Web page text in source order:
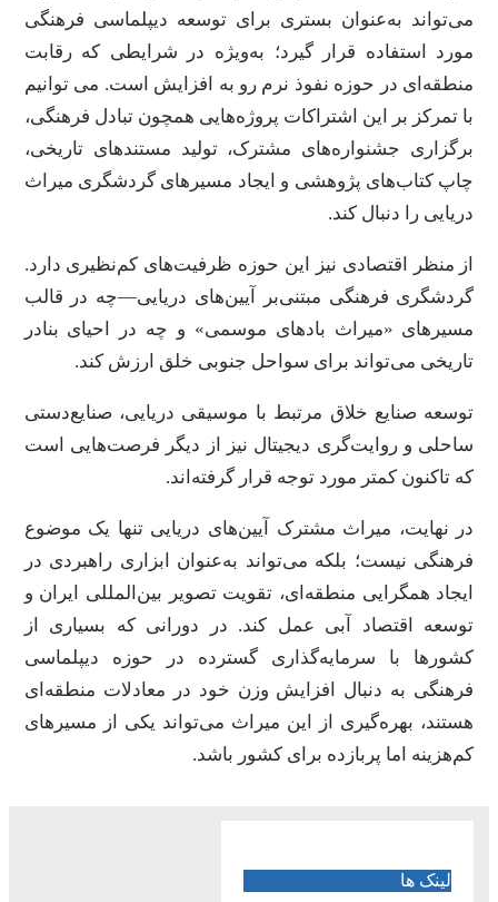
می‌تواند به‌عنوان بستری برای توسعه دیپلماسی فرهنگی
مورد استفاده قرار گیرد؛ به‌ویژه در شرایطی که رقابت
منطقه‌ای در حوزه نفوذ نرم رو به افزایش است. می توانیم
با تمرکز بر این اشتراکات پروژه‌هایی همچون تبادل فرهنگی،
برگزاری جشنواره‌های مشترک، تولید مستندهای تاریخی،
چاپ کتاب‌های پژوهشی و ایجاد مسیرهای گردشگری میراث
دریایی را دنبال کند.
از منظر اقتصادی نیز این حوزه ظرفیت‌های کم‌نظیری دارد.
گردشگری فرهنگی مبتنی‌بر آیین‌های دریایی—چه در قالب
مسیرهای «میراث بادهای موسمی» و چه در احیای بنادر
تاریخی می‌تواند برای سواحل جنوبی خلق ارزش کند.
توسعه صنایع خلاق مرتبط با موسیقی دریایی، صنایع‌دستی
ساحلی و روایت‌گری دیجیتال نیز از دیگر فرصت‌هایی است
که تاکنون کمتر مورد توجه قرار گرفته‌اند.
در نهایت، میراث مشترک آیین‌های دریایی تنها یک موضوع
فرهنگی نیست؛ بلکه می‌تواند به‌عنوان ابزاری راهبردی در
ایجاد همگرایی منطقه‌ای، تقویت تصویر بین‌المللی ایران و
توسعه اقتصاد آبی عمل کند. در دورانی که بسیاری از
کشورها با سرمایه‌گذاری گسترده در حوزه دیپلماسی
فرهنگی به دنبال افزایش وزن خود در معادلات منطقه‌ای
هستند، بهره‌گیری از این میراث می‌تواند یکی از مسیرهای
کم‌هزینه اما پربازده برای کشور باشد.
لینک ها